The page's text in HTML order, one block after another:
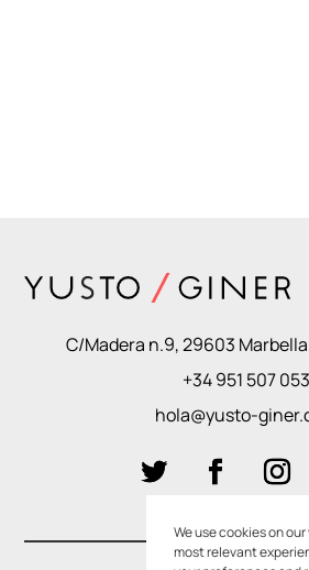
C/Madera n.9, 29603
+34 951 507 053
hola@yusto-
We use cookies on
most relevant